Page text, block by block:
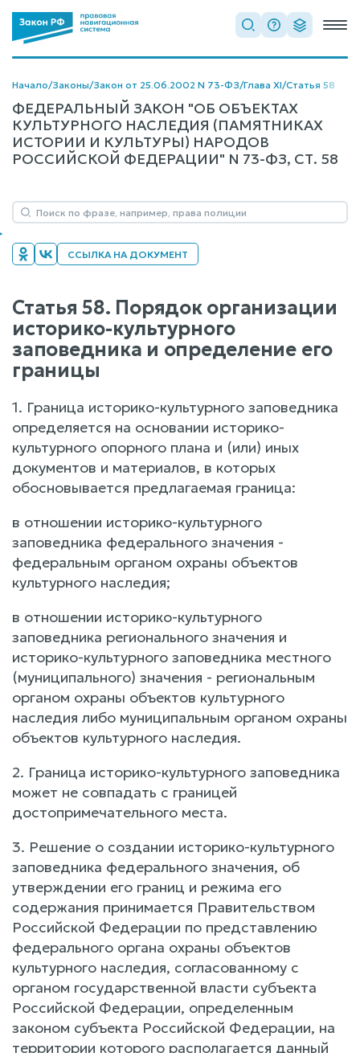
Начало/Законы/Закон от 25.06.2002 N 73-ФЗ/Глава XI/Статья 58
ФЕДЕРАЛЬНЫЙ ЗАКОН "ОБ ОБЪЕКТАХ
КУЛЬТУРНОГО НАСЛЕДИЯ (ПАМЯТНИКАХ
ИСТОРИИ И КУЛЬТУРЫ) НАРОДОВ
РОССИЙСКОЙ ФЕДЕРАЦИИ" N 73-ФЗ, СТ. 58
ССЫЛКА НА ДОКУМЕНТ
Статья 58. Порядок организации
историко-культурного
заповедника и определение его
границы
1. Граница историко-культурного заповедника
определяется на основании историко-
культурного опорного плана и (или) иных
документов и материалов, в которых
обосновывается предлагаемая граница:
в отношении историко-культурного
заповедника федерального значения -
федеральным органом охраны объектов
культурного наследия;
в отношении историко-культурного
заповедника регионального значения и
историко-культурного заповедника местного
(муниципального) значения - региональным
органом охраны объектов культурного
наследия либо муниципальным органом охраны
объектов культурного наследия.
2. Граница историко-культурного заповедника
может не совпадать с границей
достопримечательного места.
3. Решение о создании историко-культурного
заповедника федерального значения, об
утверждении его границ и режима его
содержания принимается Правительством
Российской Федерации по представлению
федерального органа охраны объектов
культурного наследия, согласованному с
органом государственной власти субъекта
Российской Федерации, определенным
законом субъекта Российской Федерации, на
территории которого располагается данный